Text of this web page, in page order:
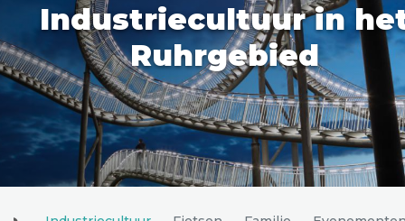
België
Duitsland
Europa
Noord-Amerika
Azië
Andere wereldsteden
Industriecultuur in
Ruhrgebied